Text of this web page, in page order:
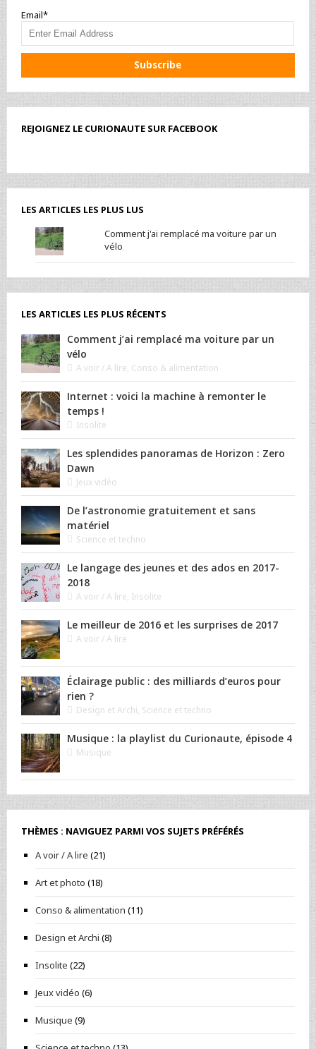
Email*
REJOIGNEZ LE CURIONAUTE SUR FACEBOOK
LES ARTICLES LES PLUS LUS
Comment j'ai remplacé ma voiture par un
vélo
LES ARTICLES LES PLUS RÉCENTS
Comment j’ai remplacé ma voiture par un
vélo
A voir / A lire, Conso & alimentation
Internet : voici la machine à remonter le
temps !
Insolite
Les splendides panoramas de Horizon : Zero
Dawn
Jeux vidéo
De l’astronomie gratuitement et sans
matériel
Science et techno
Le langage des jeunes et des ados en 2017-
2018
A voir / A lire, Insolite
Le meilleur de 2016 et les surprises de 2017
A voir / A lire
Éclairage public : des milliards d’euros pour
rien ?
Design et Archi, Science et techno
Musique : la playlist du Curionaute, épisode 4
Musique
THÈMES : NAVIGUEZ PARMI VOS SUJETS PRÉFÉRÉS
A voir / A lire (21)
Art et photo (18)
Conso & alimentation (11)
Design et Archi (8)
Insolite (22)
Jeux vidéo (6)
Musique (9)